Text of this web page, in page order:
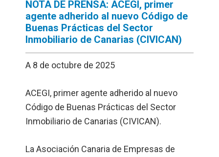
NOTA DE PRENSA: ACEGI, primer
agente adherido al nuevo Código de
Buenas Prácticas del Sector
Inmobiliario de Canarias (CIVICAN)
A 8 de octubre de 2025
ACEGI, primer agente adherido al nuevo
Código de Buenas Prácticas del Sector
Inmobiliario de Canarias (CIVICAN).
La Asociación Canaria de Empresas de